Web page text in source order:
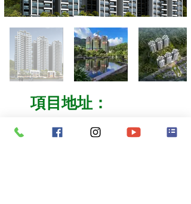
項目地址：
鶴山·沙坪鎮雁前路（在大雁山風景區的山腳）